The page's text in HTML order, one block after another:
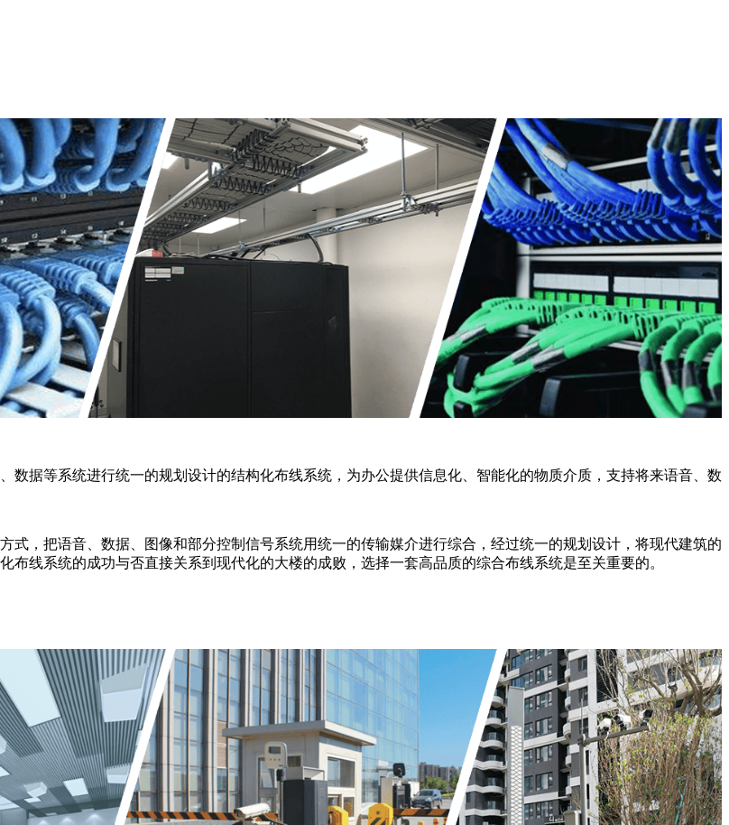
据等系统进行统一的规划设计的结构化布线系统，为办公提供信息化、智能化的物质介质，支持将来语音、数
，把语音、数据、图像和部分控制信号系统用统一的传输媒介进行综合，经过统一的规划设计，将现代建筑的
线系统的成功与否直接关系到现代化的大楼的成败，选择一套高品质的综合布线系统是至关重要的。